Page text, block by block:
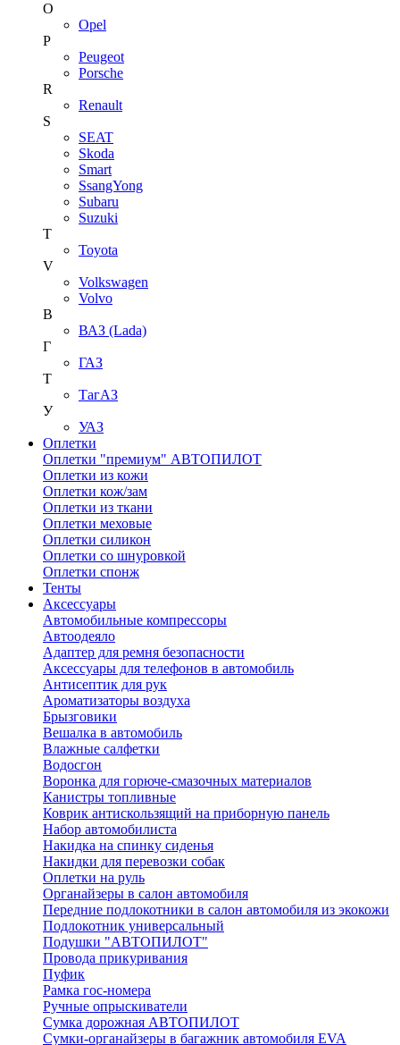
O
Opel
P
Peugeot
Porsche
R
Renault
S
SEAT
Skoda
Smart
SsangYong
Subaru
Suzuki
T
Toyota
V
Volkswagen
Volvo
В
ВАЗ (Lada)
Г
ГАЗ
Т
ТагАЗ
У
УАЗ
Оплетки
Оплетки "премиум" АВТОПИЛОТ
Оплетки из кожи
Оплетки кож/зам
Оплетки из ткани
Оплетки меховые
Оплетки силикон
Оплетки со шнуровкой
Оплетки спонж
Тенты
Аксессуары
Автомобильные компрессоры
Автоодеяло
Адаптер для ремня безопасности
Аксессуары для телефонов в автомобиль
Антисептик для рук
Ароматизаторы воздуха
Брызговики
Вешалка в автомобиль
Влажные салфетки
Водосгон
Воронка для горюче-смазочных материалов
Канистры топливные
Коврик антискользящий на приборную панель
Набор автомобилиста
Накидка на спинку сиденья
Накидки для перевозки собак
Оплетки на руль
Органайзеры в салон автомобиля
Передние подлокотники в салон автомобиля из экокожи
Подлокотник универсальный
Подушки "АВТОПИЛОТ"
Провода прикуривания
Пуфик
Рамка гос-номера
Ручные опрыскиватели
Сумка дорожная АВТОПИЛОТ
Сумки-органайзеры в багажник автомобиля EVA